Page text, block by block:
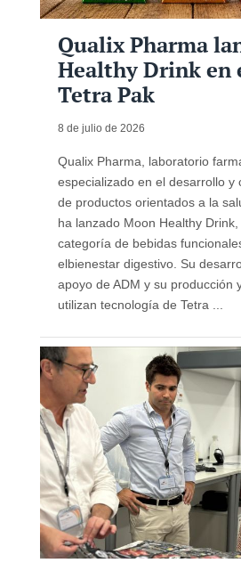
Qualix Pharma
Healthy Drink en
Tetra Pak
8 de julio de 2026
Qualix Pharma, laboratorio
especializado en el desarrollo y
de productos orientados a la
ha lanzado Moon Healthy
categoría de bebidas
elbienestar digestivo. Su
apoyo de ADM y su producción
utilizan tecnología de Tetra ...